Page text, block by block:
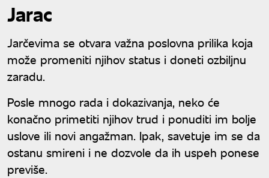
Jarac
Jarčevima se otvara važna poslovna prilika koja
može promeniti njihov status i doneti ozbiljnu
zaradu.
Posle mnogo rada i dokazivanja, neko će
konačno primetiti njihov trud i ponuditi im bolje
uslove ili novi angažman. Ipak, savetuje im se da
ostanu smireni i ne dozvole da ih uspeh ponese
previše.